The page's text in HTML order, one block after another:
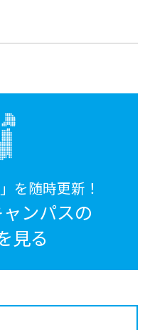
を随時更新！
ンパスの
見る